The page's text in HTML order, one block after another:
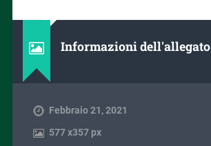
Informazioni dell'allegato
Febbraio 21, 2021
577x357 px